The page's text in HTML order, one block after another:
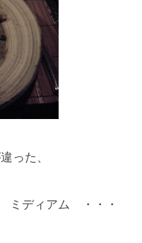
った、
ディアム ・・・